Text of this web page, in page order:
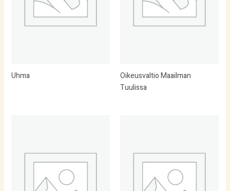
Uhma
Oikeusvaltio Maailman
Tuulissa